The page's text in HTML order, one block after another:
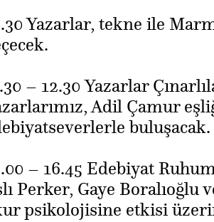
Yazarlar, tekne ile
– 12.30 Yazarlar
Adil Çamur
buluşacak.
– 16.45 Edebiyat
Perker, Gaye Boralıoğlu
psikolojisine etkisi